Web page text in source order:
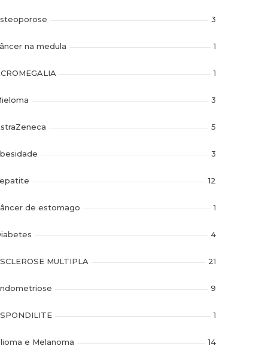
3
na medula 1
1
3
5
3
12
de estomago 1
4
MULTIPLA 21
9
1
e Melanoma 14